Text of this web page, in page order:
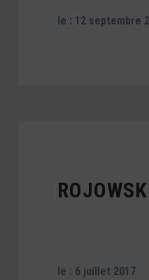
le : 12 septembre
le : 6 juillet 2017